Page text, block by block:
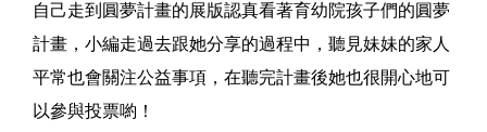
自己走到圓夢計畫的展版認真看著育幼院孩子們的圓夢
計畫，小編走過去跟她分享的過程中，聽見妹妹的家人
平常也會關注公益事項，在聽完計畫後她也很開心地可
以參與投票喲！